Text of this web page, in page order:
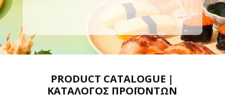
PRODUCT CATALOGUE |
ΚΑΤΑΛΟΓΟΣ ΠΡΟΪΟΝΤΩΝ